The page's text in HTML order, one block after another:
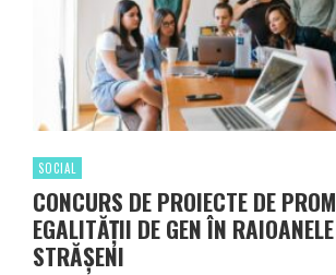
SOCIAL
CONCURS DE PROIECTE DE
EGALITĂȚII DE GEN ÎN
STRĂȘENI